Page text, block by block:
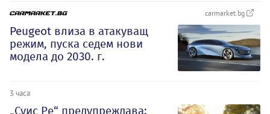
carmarket.bg
Peugeot влиза в атакуващ
режим, пуска седем нови
модела до 2030. г.
3 часа
„Суис Ре“ предупреждава: